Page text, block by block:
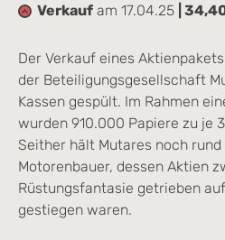
Verkauf am 17.04.25 |
Der Verkauf eines
der Beteiligungsgesellschaft
Kassen gespült. Im Rahmen
wurden 910.000 Papiere zu je
Seither hält Mutares noch
Motorenbauer, dessen Aktien
Rüstungsfantasie getrieben
gestiegen waren.